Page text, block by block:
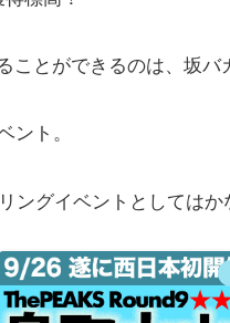
ことができるのは、坂バ
ント。
ングイベントとしてはか